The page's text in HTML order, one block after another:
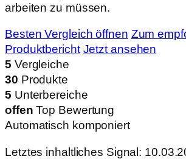
arbeiten zu müssen.
Besten Vergleich öffnen Zum
Produktbericht Jetzt ansehen
5 Vergleiche
30 Produkte
5 Unterbereiche
offen Top Bewertung
Automatisch komponiert
Letztes inhaltliches Signal: